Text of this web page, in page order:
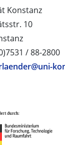
Konstanz
10
/ 88-2800